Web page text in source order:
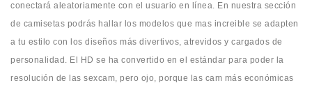
conectará aleatoriamente con el usuario en línea. En nuestra sección
de camisetas podrás hallar los modelos que mas increible se adapten
a tu estilo con los diseños más divertivos, atrevidos y cargados de
personalidad. El HD se ha convertido en el estándar para poder la
resolución de las sexcam, pero ojo, porque las cam más económicas